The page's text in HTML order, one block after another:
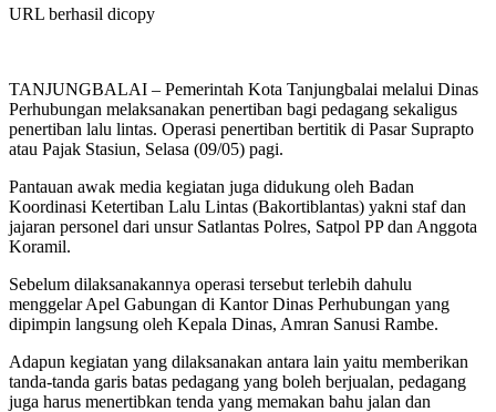
URL berhasil dicopy
TANJUNGBALAI – Pemerintah Kota Tanjungbalai melalui Dinas
Perhubungan melaksanakan penertiban bagi pedagang sekaligus
penertiban lalu lintas. Operasi penertiban bertitik di Pasar Suprapto
atau Pajak Stasiun, Selasa (09/05) pagi.
Pantauan awak media kegiatan juga didukung oleh Badan
Koordinasi Ketertiban Lalu Lintas (Bakortiblantas) yakni staf dan
jajaran personel dari unsur Satlantas Polres, Satpol PP dan Anggota
Koramil.
Sebelum dilaksanakannya operasi tersebut terlebih dahulu
menggelar Apel Gabungan di Kantor Dinas Perhubungan yang
dipimpin langsung oleh Kepala Dinas, Amran Sanusi Rambe.
Adapun kegiatan yang dilaksanakan antara lain yaitu memberikan
tanda-tanda garis batas pedagang yang boleh berjualan, pedagang
juga harus menertibkan tenda yang memakan bahu jalan dan